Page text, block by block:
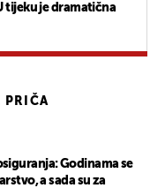
tijeku je dramatična
PRIČA
Godinama se
a sada su za